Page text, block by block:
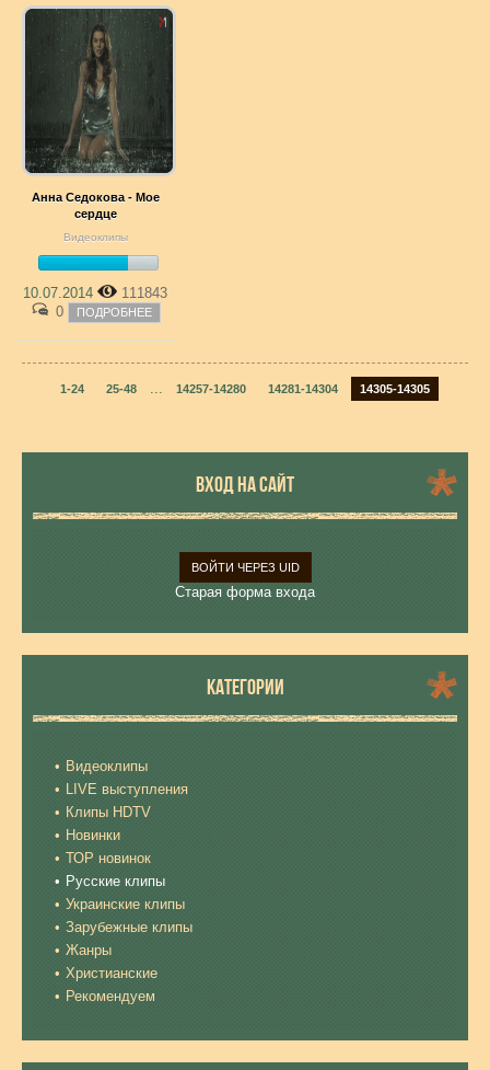
Анна Седокова - Мое
сердце
Видеоклипы
10.07.2014
111843
0
ПОДРОБНЕЕ
1-24 25-48 ... 14257-14280 14281-14304 14305-14305
ВХОД НА САЙТ
ВОЙТИ ЧЕРЕЗ UID
Старая форма входа
КАТЕГОРИИ
Видеоклипы
LIVE выступления
Клипы HDTV
Новинки
ТОР новинок
Русские клипы
Украинские клипы
Зарубежные клипы
Жанры
Христианские
Рекомендуем